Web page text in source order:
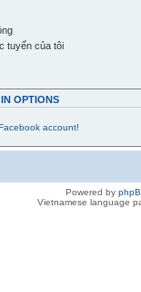
tuyến của tôi
OPTIONS
Powered by
Vietnamese language